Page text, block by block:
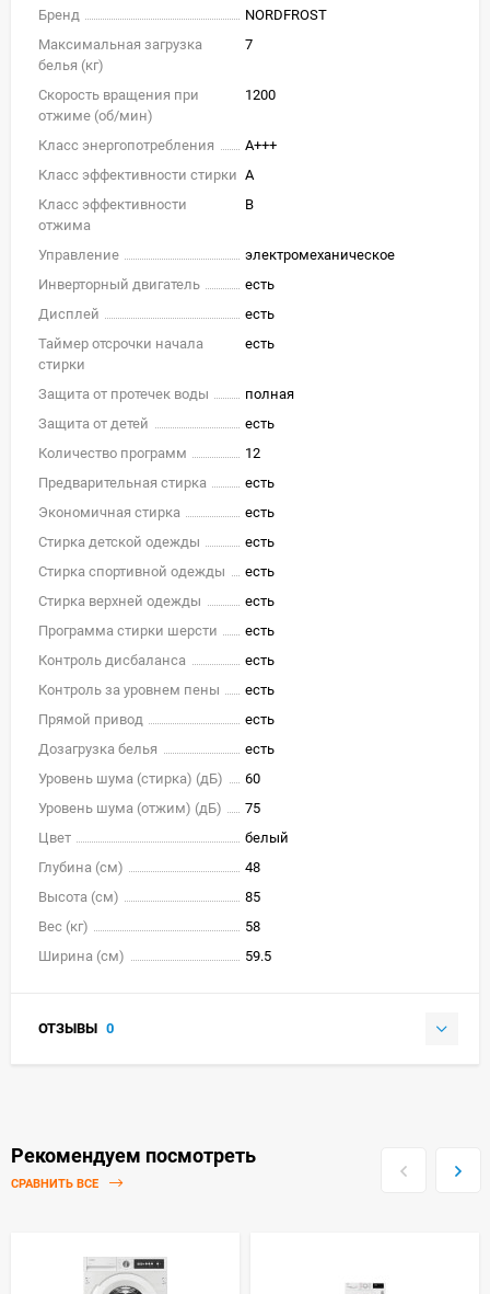
Бренд
NORDFROST
Максимальная загрузка
белья (кг)
7
Скорость вращения при
отжиме (об/мин)
1200
Класс энергопотребления
A+++
Класс эффективности стирки A
Класс эффективности
отжима
B
Управление
электромеханическое
Инверторный двигатель
есть
Дисплей
есть
Таймер отсрочки начала
стирки
есть
Защита от протечек воды
полная
Защита от детей
есть
Количество программ
12
Предварительная стирка
есть
Экономичная стирка
есть
Стирка детской одежды
есть
Стирка спортивной одежды
есть
Стирка верхней одежды
есть
Программа стирки шерсти
есть
Контроль дисбаланса
есть
Контроль за уровнем пены
есть
Прямой привод
есть
Дозагрузка белья
есть
Уровень шума (стирка) (дБ)
60
Уровень шума (отжим) (дБ)
75
Цвет
белый
Глубина (см)
48
Высота (см)
85
Вес (кг)
58
Ширина (см)
59.5
ОТЗЫВЫ 0
Рекомендуем посмотреть
СРАВНИТЬ ВСЕ